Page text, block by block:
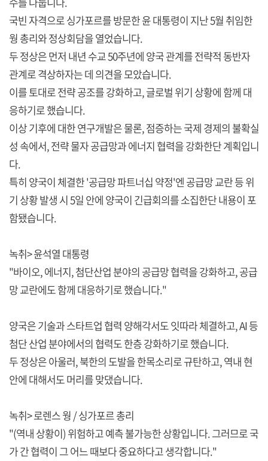
국빈 자격으로 싱가포르를 방문한 윤 대통령이 지난 5월 취임한
웡 총리와 정상회담을 열었습니다.
두 정상은 먼저 내년 수교 50주년에 양국 관계를 전략적 동반자
관계로 격상하자는 데 의견을 모았습니다.
이를 토대로 전략 공조를 강화하고, 글로벌 위기 상황에 함께 대
응하기로 했습니다.
이상 기후에 대한 연구개발은 물론, 점증하는 국제 경제의 불확실
성 속에서, 전략 물자 공급망과 에너지 협력을 강화한단 계획입니
다.
특히 양국이 체결한 '공급망 파트너십 약정'엔 공급망 교란 등 위
기 상황 발생 시 5일 안에 양국이 긴급회의를 소집한단 내용이 포
함됐습니다.
녹취> 윤석열 대통령
"바이오, 에너지, 첨단산업 분야의 공급망 협력을 강화하고, 공급
망 교란에도 함께 대응하기로 했습니다."
양국은 기술과 스타트업 협력 양해각서도 잇따라 체결하고, AI 등
첨단 산업 분야에서의 협력도 한층 강화하기로 했습니다.
두 정상은 아울러, 북한의 도발을 한목소리로 규탄하고, 역내 현
안에 대해서도 머리를 맞댔습니다.
녹취> 로렌스 웡 / 싱가포르 총리
"(역내 상황이) 위험하고 예측 불가능한 상황입니다. 그러므로 국
가 간 협력이 그 어느 때보다 중요하다고 생각합니다."